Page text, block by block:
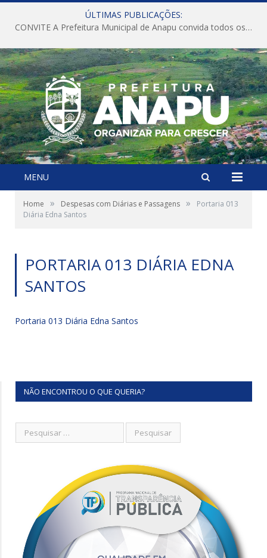
ÚLTIMAS PUBLICAÇÕES:
CONVITE A Prefeitura Municipal de Anapu convida todos os servidores públicos municipais para participarem da Audiência Pública de discussão da Lei de Diretrizes Orçamentárias (LDO), importante instrumento de planejamento das ações e investimentos da Administração Pública para o próximo exercício financeiro.
MENU
Home » Despesas com Diárias e Passagens »
Portaria 013
Diária Edna Santos
PORTARIA 013 DIÁRIA EDNA
SANTOS
Portaria 013 Diária Edna Santos
NÃO ENCONTROU O QUE QUERIA?